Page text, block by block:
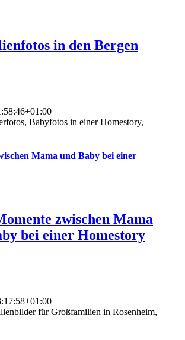
in den Bergen
Mama und Baby bei einer
zwischen Mama
bei einer Homestory